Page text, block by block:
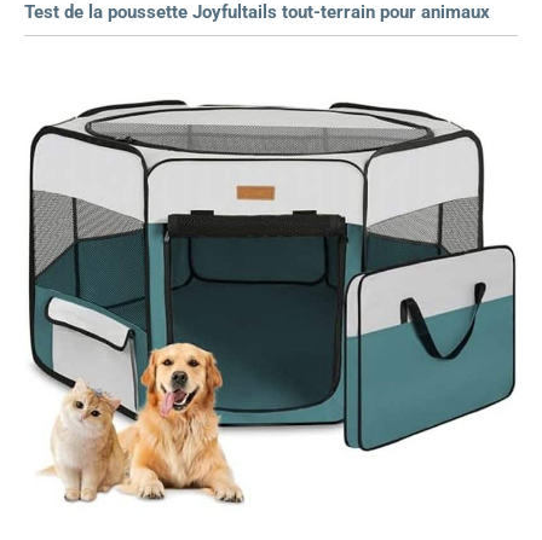
Test de la poussette Joyfultails tout-terrain pour animaux